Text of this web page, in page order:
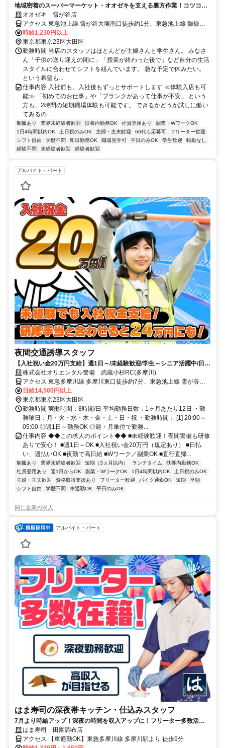
地域密着のスーパーマーケット・オオゼキを支える裏方作業！コツコ
ツ・モクモク、安心して働きたい方に！
オオゼキ 雪が谷店
アクセス 東急池上線 雪が谷大塚南口徒歩約1分、東急池上線 御嶽山
出入口2徒歩約10分、東急池上線 石川台出入口1徒歩約10分
時給1,230円以上
東京都東京23区大田区
勤務時間 当店のスタッフはほとんどが主婦さんと学生さん。 みなさ
ん「子供の送り迎えの間に」「授業が終わった後で」など自分の生活
スタイルに合わせてシフトを組んでいます。 急な予定で休みたい。
という希望も...
仕事内容 入社前も、入社後もずっとサポートします ≪体験入店も可
能≫ 「初めてのお仕事」や「ブランクがあって仕事が不安」 という
方も、2時間の短期職場体験も可能です。 できるかどうか試しに働い
てみるの...
制服あり 業界未経験者歓迎 扶養内勤務OK 社員登用あり
副業・WワークOK
1日4時間以内OK
土日祝のみOK 主婦・主夫歓迎 60代も応募可
フリーター歓迎
シフト自由
学歴不問 即日勤務OK 職場見学可 平日のみOK 学生歓迎
転勤なし
経験不問
未経験者歓迎 経験者歓迎
アルバイト・パート
夜間交通誘導スタッフ
【入社祝い金20万円支給】週1日～/未経験歓迎/学生～シニア活躍中/日払
い・週払いOK/履歴書不要！
株式会社オリエンタル警備 武蔵小杉RC(多摩川)
アクセス 東急多摩川線 多摩川東口徒歩約7分、東急池上線 雪が谷大
塚南口徒歩約11分、東急多摩川線 沼部東口徒歩約13分 (面接地/武蔵
小杉リクルートセンター)神奈川県川崎市中原区新丸子東２丁目９０
５－３ ４０２号
日給14,500円以上
東京都東京23区大田区
勤務時間 実働時間：8時間/日 平均勤務日数：1ヶ月あたり12日 ・勤
務曜日：月・火・水・木・金・土・日・祝 ・勤務時間： [1] 20:00～
05:00 ◎週1日～勤務OK ◎週・月単位で勤務...
仕事内容 ◆◆この求人のポイント◆◆ ■未経験歓迎！夜間警備も研修
ありで安心！ ■週1日～OK ■入社祝い金20万円（規定あり） ■日払
い、週払いOK ■夜勤で高日給 ■Wワーク／副業OK ■直行直帰...
制服あり 業界未経験者歓迎 短期（3ヵ月以内） ランチタイム
扶養内勤務OK
社員登用あり
週1日からOK 副業・WワークOK 1日4時間以内OK
土日祝のみOK
主婦・主夫歓迎
資格取得支援あり フリーター歓迎 バイク通勤OK 短期
早朝
シフト自由
学歴不問 車通勤OK 平日のみOK
同じ企業の求人
アルバイト・パート
はま寿司の深夜帯キッチン・仕込みスタッフ
7月より時給アップ！深夜の時間を収入アップに！フリーター多数活躍
中♪高収入を目指せる環境です！
はま寿司 田園調布店
アクセス 【車通勤OK】東急多摩川線 多摩川駅より 徒歩9分